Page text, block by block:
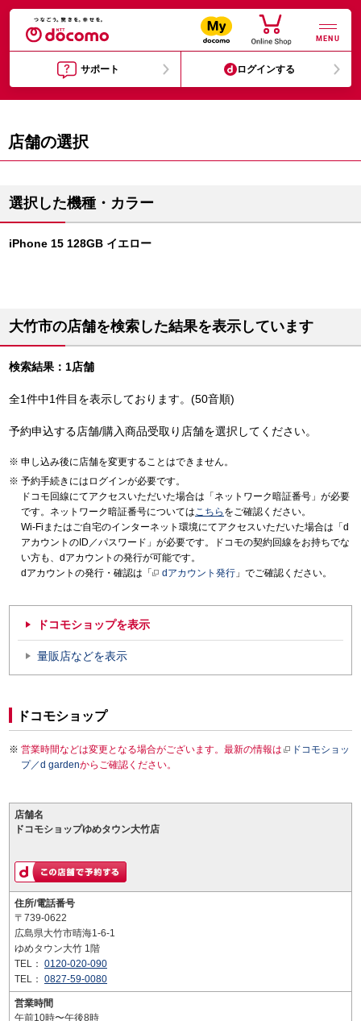
MENU
サポート ログインする
店舗の選択
選択した機種・カラー
iPhone 15 128GB イエロー
大竹市の店舗を検索した結果を表示しています
検索結果：1店舗
全1件中1件目を表示しております。(50音順)
予約申込する店舗/購入商品受取り店舗を選択してください。
申し込み後に店舗を変更することはできません。
予約手続きにはログインが必要です。
ドコモ回線にてアクセスいただいた場合は「ネットワーク暗証番号」が必要
です。ネットワーク暗証番号についてはこちら をご確認ください。
Wi-Fiまたはご自宅のインターネット環境にてアクセスいただいた場合は「d
アカウントのID／パスワード」が必要です。ドコモの契約回線をお持ちでな
い方も、dアカウントの発行が可能です。
dアカウントの発行・確認は「
dアカウント発行 」でご確認ください。
ドコモショップを表示
量販店などを表示
ドコモショップ
営業時間などは変更となる場合がございます。最新の情報は
ドコモショッ
プ／d gardenからご確認ください。
店舗名
ドコモショップゆめタウン大竹店
住所/電話番号
〒739-0622
広島県大竹市晴海1-6-1
ゆめタウン大竹 1階
TEL： 0120-020-090
TEL： 0827-59-0080
営業時間
午前10時〜午後8時